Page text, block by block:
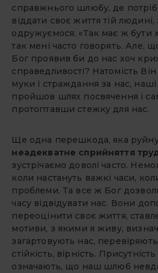
справжнього шлюбу, де
віддати своє життя тій
одружуємося. «Так має ж бути
так мені часто говорять. Але,
Бог проявив би до нас хоч
справедливості? Натомість
муки і страждання за нас,
пройшов шлях посвячення і
протоптавши стежку для нас.
Ще одна перешкода, яка
неадекватне сприйняття
зустрічаємо доволі часто.
коли настануть важкі часи,
проблеми. Та все ж Бог
часу відвідувати нас. Вони
переоцінити своє життя,
мотиви, з якими я живу,
загартовують нас,
стійкість, вірність.
означають, що наш шлюб